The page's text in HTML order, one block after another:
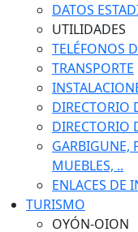
DATOS
UTILIDADES
TELÉFONOS
TRANSPORTE
DIRECTORIO
DIRECTORIO
GARBIGUNE,
MUEBLES, ..
ENLACES DE
TURISMO
OYÓN-OION